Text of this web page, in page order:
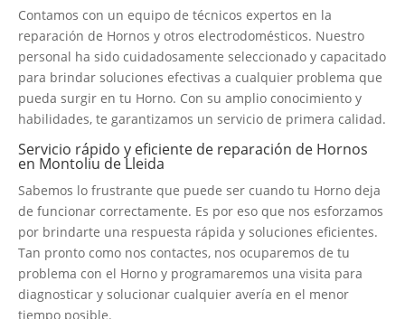
Contamos con un equipo de técnicos expertos en la
reparación de Hornos y otros electrodomésticos. Nuestro
personal ha sido cuidadosamente seleccionado y capacitado
para brindar soluciones efectivas a cualquier problema que
pueda surgir en tu Horno. Con su amplio conocimiento y
habilidades, te garantizamos un servicio de primera calidad.
Servicio rápido y eficiente de reparación de Hornos
en Montoliu de Lleida
Sabemos lo frustrante que puede ser cuando tu Horno deja
de funcionar correctamente. Es por eso que nos esforzamos
por brindarte una respuesta rápida y soluciones eficientes.
Tan pronto como nos contactes, nos ocuparemos de tu
problema con el Horno y programaremos una visita para
diagnosticar y solucionar cualquier avería en el menor
tiempo posible.